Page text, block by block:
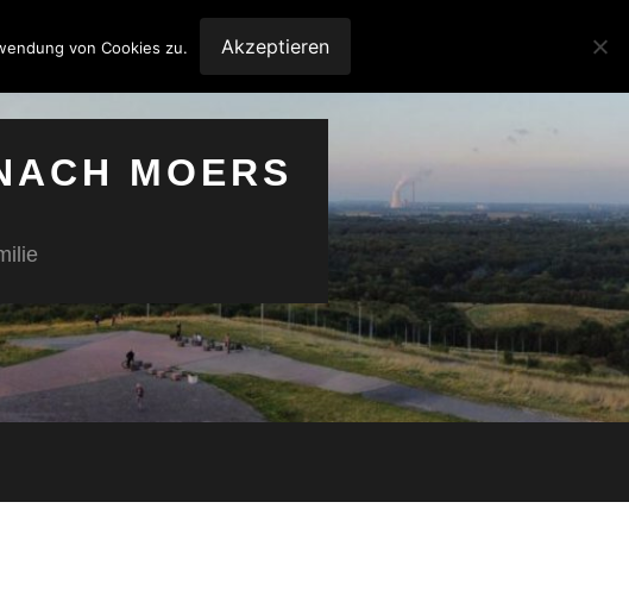
MOERS
von Cookies zu. Akzeptieren